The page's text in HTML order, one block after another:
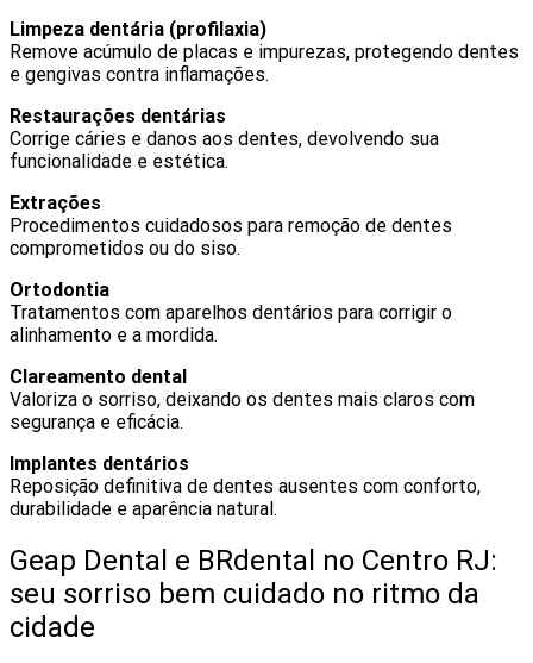
Limpeza dentária (profilaxia)
Remove acúmulo de placas e impurezas, protegendo dentes
e gengivas contra inflamações.
Restaurações dentárias
Corrige cáries e danos aos dentes, devolvendo sua
funcionalidade e estética.
Extrações
Procedimentos cuidadosos para remoção de dentes
comprometidos ou do siso.
Ortodontia
Tratamentos com aparelhos dentários para corrigir o
alinhamento e a mordida.
Clareamento dental
Valoriza o sorriso, deixando os dentes mais claros com
segurança e eficácia.
Implantes dentários
Reposição definitiva de dentes ausentes com conforto,
durabilidade e aparência natural.
Geap Dental e BRdental no Centro RJ:
seu sorriso bem cuidado no ritmo da
cidade